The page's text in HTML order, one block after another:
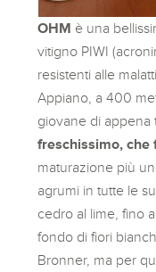
OHM è una
vitigno PIWI
resistenti alle
Appiano, a 400
giovane di appena
freschissimo, che
maturazione più
agrumi in tutte le
cedro al lime, fino
fondo di fiori
Bronner, ma per